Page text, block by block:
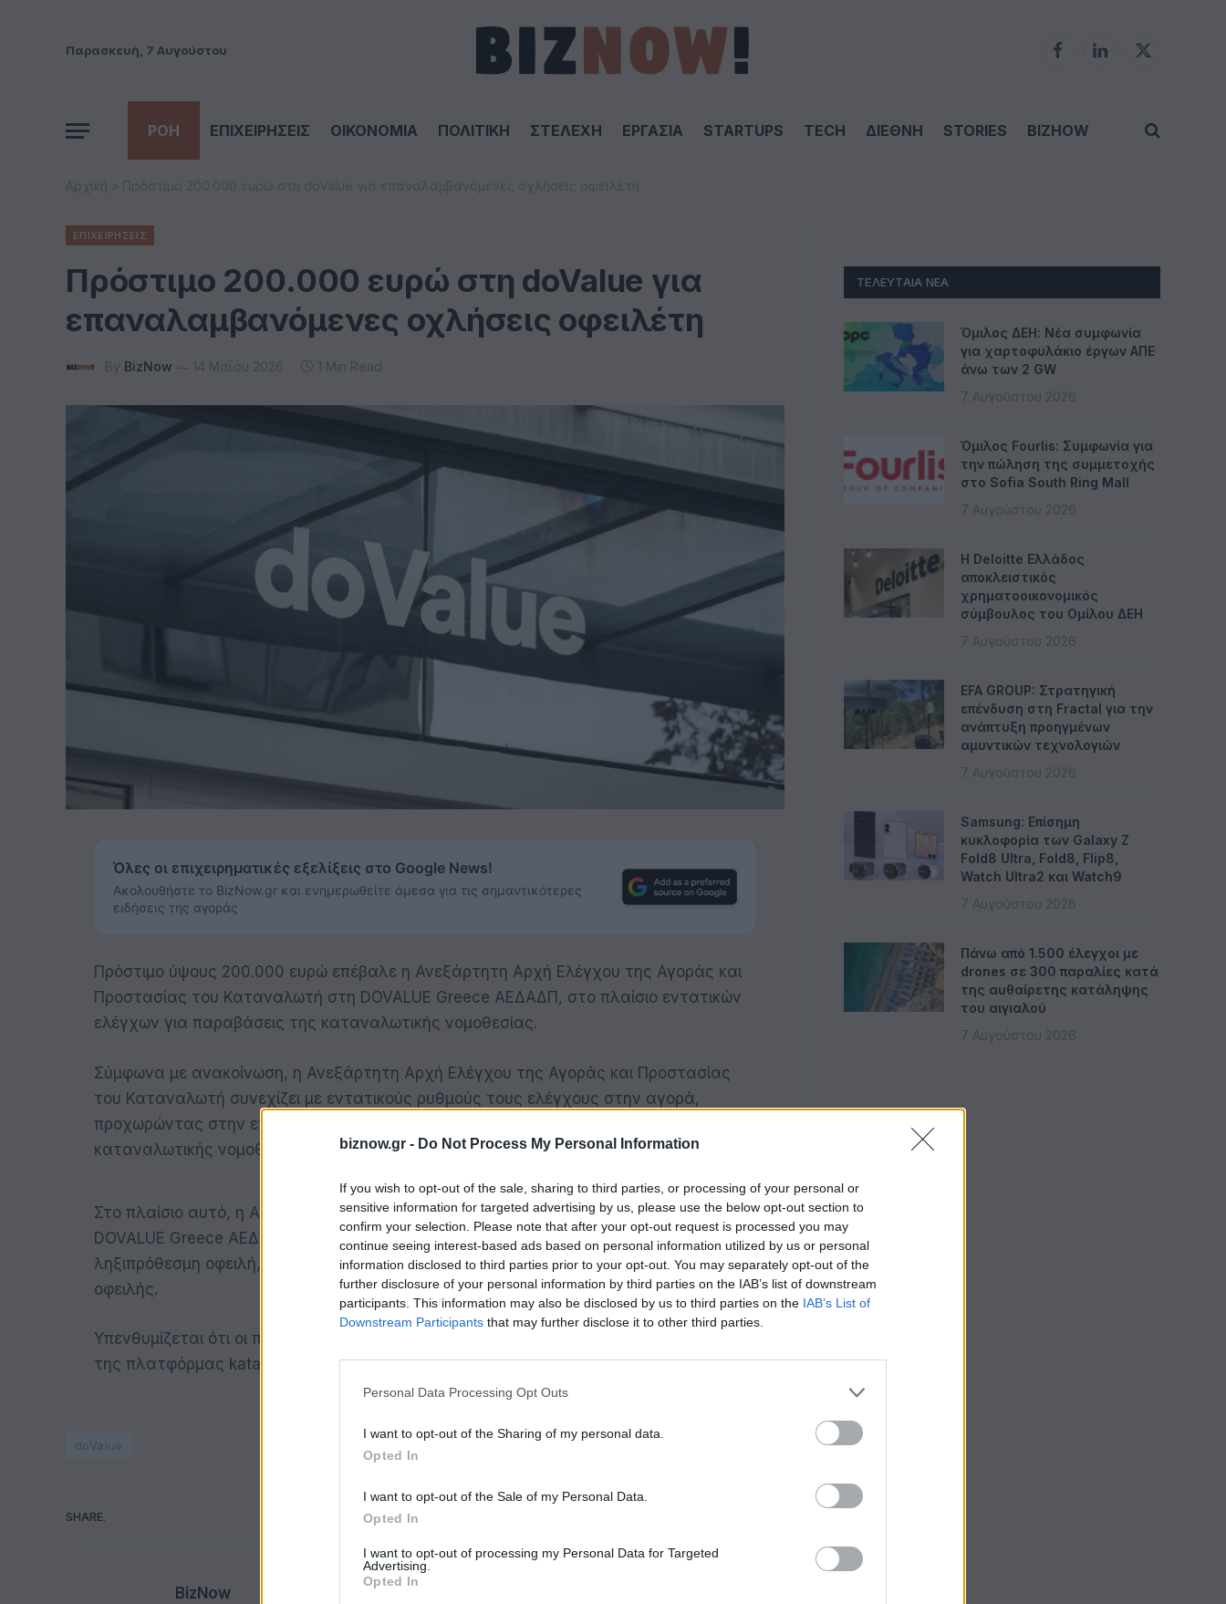
biznow.gr - Do Not Process My Personal Information
If you wish to opt-out of the sale, sharing to third parties, or processing of your personal or
sensitive information for targeted advertising by us, please use the below opt-out section to
confirm your selection. Please note that after your opt-out request is processed you may
continue seeing interest-based ads based on personal information utilized by us or personal
information disclosed to third parties prior to your opt-out. You may separately opt-out of the
further disclosure of your personal information by third parties on the IAB’s list of downstream
participants. This information may also be disclosed by us to third parties on the IAB’s List of
Downstream Participants that may further disclose it to other third parties.
Personal Data Processing Opt Outs
I want to opt-out of the Sharing of my personal data.
Opted In
I want to opt-out of the Sale of my Personal Data.
Opted In
I want to opt-out of processing my Personal Data for Targeted
Advertising.
Opted In
Παρασκευή, 7 Αυγούστου
FacebookLinkedIn
X
ΡΟΗ ΕΠΙΧΕΙΡΗΣΕΙΣ ΟΙΚΟΝΟΜΙΑ ΠΟΛΙΤΙΚΗ ΣΤΕΛΕΧΗ ΕΡΓΑΣΙΑ STARTUPS TECH ΔΙΕΘΝΗ STORIES BIZHOW
Αρχική
ΕΠΙΧΕΙΡΗΣΕΙΣ
Πρόστιμο 200.000 ευρώ στη doValue για
επαναλαμβανόμενες οχλήσεις οφειλέτη
By BizNow 14 Μαΐου 2026 1 Min Read
Όλες οι επιχειρηματικές εξελίξεις στο Google News!
Ακολουθήστε το BizNow.gr και ενημερωθείτε άμεσα για τις σημαντικότερες
ειδήσεις της αγοράς
Πρόστιμο ύψους 200.000 ευρώ επέβαλε η Ανεξάρτητη Αρχή Ελέγχου της Αγοράς και
Προστασίας του Καταναλωτή στη DOVALUE Greece ΑΕΔΑΔΠ, στο πλαίσιο εντατικών
ελέγχων για παραβάσεις της καταναλωτικής νομοθεσίας.
Σύμφωνα με ανακοίνωση, η Ανεξάρτητη Αρχή Ελέγχου της Αγοράς και Προστασίας
του Καταναλωτή συνεχίζει με εντατικούς ρυθμούς τους ελέγχους στην αγορά,
προχωρώντας στην επιβολή διοικητικών κυρώσεων για παραβάσεις της
καταναλωτικής νομοθεσίας.
Στο πλαίσιο αυτό, η Αρχή επέβαλε διοικητικό πρόστιμο ύψους 200.000 ευρώ στη
DOVALUE Greece ΑΕΔΑΔΠ, λόγω επαναλαμβανόμενων οχλήσεων προς οφειλέτη για
ληξιπρόθεσμη οφειλή, χωρίς να έχει προηγηθεί η απαιτούμενη επιβεβαίωση της
οφειλής.
Υπενθυμίζεται ότι οι πολίτες μπορούν να υποβάλλουν καταγγελίες ηλεκτρονικά μέσω
της πλατφόρμας kataggelies.mindev.gov.gr ή μέσω της γραμμής καταναλωτή 1520.
doValue
SHARE.
Facebook
BizNow
ΤΕΛΕΥΤΑΊΑ ΝΈΑ
Όμιλος ΔΕΗ: Νέα συμφωνία
για χαρτοφυλάκιο έργων ΑΠΕ
άνω των 2 GW
7 Αυγούστου 2026
Όμιλος Fourlis: Συμφωνία για
την πώληση της συμμετοχής
στο Sofia South Ring Mall
7 Αυγούστου 2026
Η Deloitte Ελλάδος
αποκλειστικός
χρηματοοικονομικός
σύμβουλος του Ομίλου ΔΕΗ
7 Αυγούστου 2026
EFA GROUP: Στρατηγική
επένδυση στη Fractal για την
ανάπτυξη προηγμένων
αμυντικών τεχνολογιών
7 Αυγούστου 2026
Samsung: Επίσημη
κυκλοφορία των Galaxy Z
Fold8 Ultra, Fold8, Flip8,
Watch Ultra2 και Watch9
7 Αυγούστου 2026
Πάνω από 1.500 έλεγχοι με
drones σε 300 παραλίες κατά
της αυθαίρετης κατάληψης
του αιγιαλού
7 Αυγούστου 2026